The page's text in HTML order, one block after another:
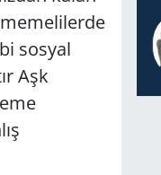
sosyal
Aşk